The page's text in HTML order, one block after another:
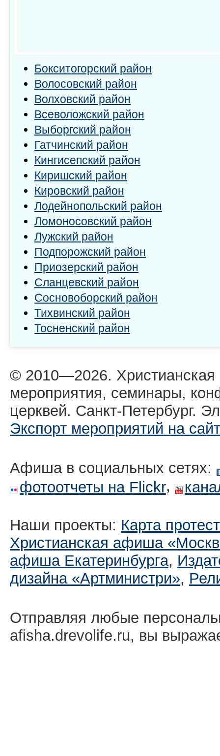
Бокситогорский район
Волосовский район
Волховский район
Всеволожский район
Выборгский район
Гатчинский район
Кингисепский район
Киришский район
Кировский район
Лодейнопольский район
Ломоносовский район
Лужский район
Подпорожский район
Приозерский район
Сланцевский район
Сосновоборский район
Тихвинский район
Тосненский район
© 2010—2026.
мероприятия, семинары,
церквей. Санкт-Петербург.
Экспорт мероприятий на сайт
Афиша в социальных сетях:
фотоотчеты на Flickr,
Наши проекты: Карта
Христианская афиша
афиша Екатеринбургa,
дизайна «Артминистри»,
Отправляя любые
afisha.drevolife.ru, вы